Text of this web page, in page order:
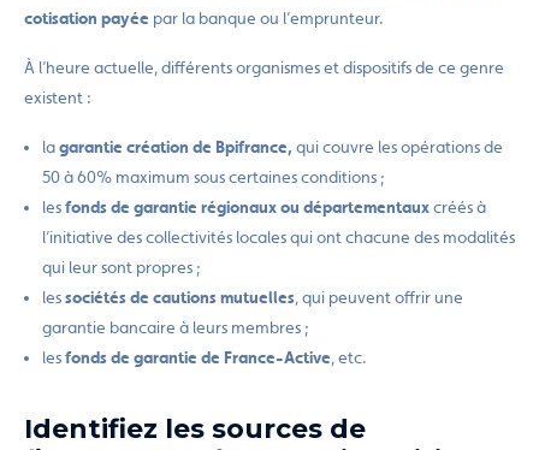
cotisation payée par la banque ou l’emprunteur.
À l’heure actuelle, différents organismes et dispositifs de ce genre
existent :
lagarantie création de Bpifrance, qui couvre les opérations de
50 à 60% maximum sous certaines conditions ;
lesfonds de garantie régionaux ou départementauxcréés à
l’initiative des collectivités locales qui ont chacune des modalités
qui leur sont propres ;
lessociétés de cautions mutuelles, qui peuvent offrir une
garantie bancaire à leurs membres ;
lesfonds de garantie de France-Active, etc.
Identifiez les sources de